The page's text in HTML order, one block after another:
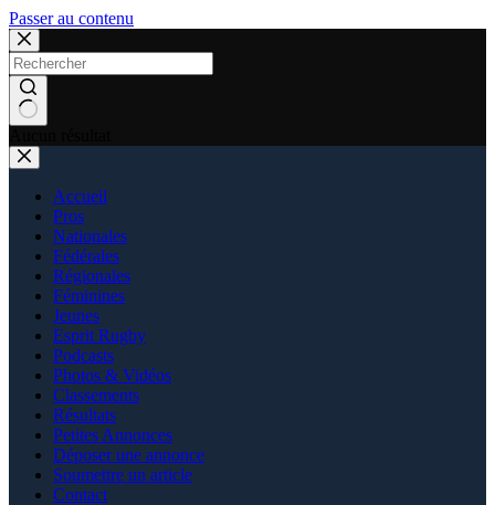
Passer au contenu
Accueil
Pros
Nationales
Fédérales
Régionales
Féminines
Jeunes
Esprit Rugby
Podcasts
Photos & Vidéos
Classements
Résultats
Petites Annonces
Déposer une annonce
Soumettre un article
Contact